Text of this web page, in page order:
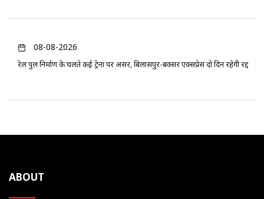
08-08-2026
रेल पुल निर्माण के चलते कई ट्रेनों पर असर, बिलासपुर-बक्सर एक्सप्रेस दो दिन रहेगी रद्द
ABOUT